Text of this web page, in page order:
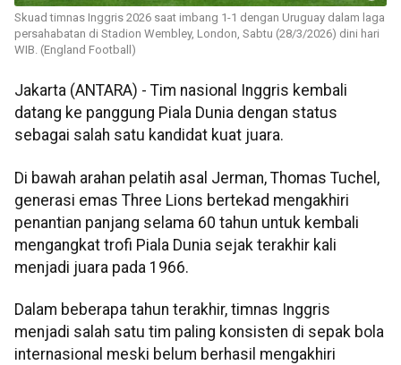
Skuad timnas Inggris 2026 saat imbang 1-1 dengan Uruguay dalam laga
persahabatan di Stadion Wembley, London, Sabtu (28/3/2026) dini hari
WIB. (England Football)
Jakarta (ANTARA) - Tim nasional Inggris kembali
datang ke panggung Piala Dunia dengan status
sebagai salah satu kandidat kuat juara.
Di bawah arahan pelatih asal Jerman, Thomas Tuchel,
generasi emas Three Lions bertekad mengakhiri
penantian panjang selama 60 tahun untuk kembali
mengangkat trofi Piala Dunia sejak terakhir kali
menjadi juara pada 1966.
Dalam beberapa tahun terakhir, timnas Inggris
menjadi salah satu tim paling konsisten di sepak bola
internasional meski belum berhasil mengakhiri